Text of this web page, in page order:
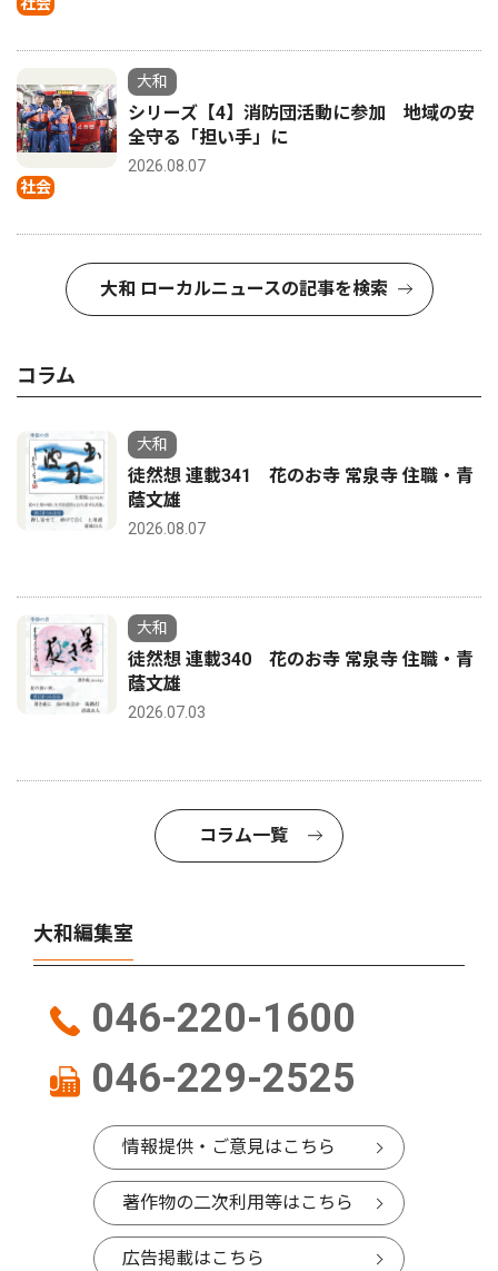
社会
社会
大和
シリーズ【4】消防団活動に参加 地域の安
全守る「担い手」に
2026.08.07
大和 ローカルニュースの記事を検索
コラム
大和
徒然想 連載341 花のお寺 常泉寺 住職・青
蔭文雄
2026.08.07
大和
徒然想 連載340 花のお寺 常泉寺 住職・青
蔭文雄
2026.07.03
コラム一覧
大和編集室
046-220-1600
046-229-2525
情報提供・ご意見はこちら
著作物の二次利用等はこちら
広告掲載はこちら